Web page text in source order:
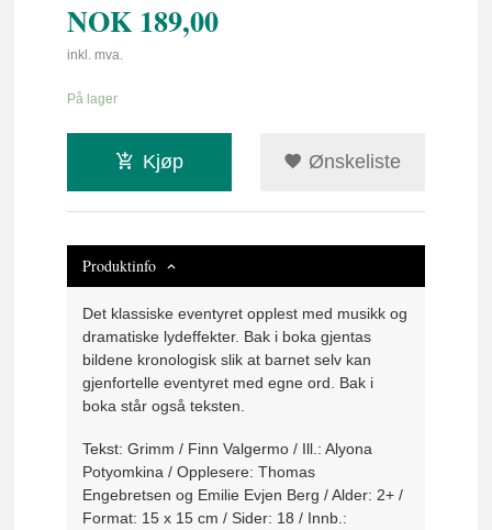
NOK 189,00
inkl. mva.
På lager
Kjøp Ønskeliste
Produktinfo
Det klassiske eventyret opplest med musikk og
dramatiske lydeffekter. Bak i boka gjentas
bildene kronologisk slik at barnet selv kan
gjenfortelle eventyret med egne ord. Bak i
boka står også teksten.
Tekst: Grimm / Finn Valgermo / Ill.: Alyona
Potyomkina / Opplesere: Thomas
Engebretsen og Emilie Evjen Berg / Alder: 2+ /
Format: 15 x 15 cm / Sider: 18 / Innb.: